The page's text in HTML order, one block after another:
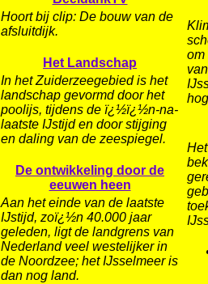
Hoort bij clip: De bouw van de
afsluitdijk.
Het Landschap
In het Zuiderzeegebied is het
landschap gevormd door het
poolijs, tijdens de ï¿½ï¿½n-na-
laatste IJstijd en door stijging
en daling van de zeespiegel.
De ontwikkeling door de
eeuwen heen
Aan het einde van de laatste
IJstijd, zoï¿½n 40.000 jaar
geleden, ligt de landgrens van
Nederland veel westelijker in
de Noordzee; het IJsselmeer is
dan nog land.
om